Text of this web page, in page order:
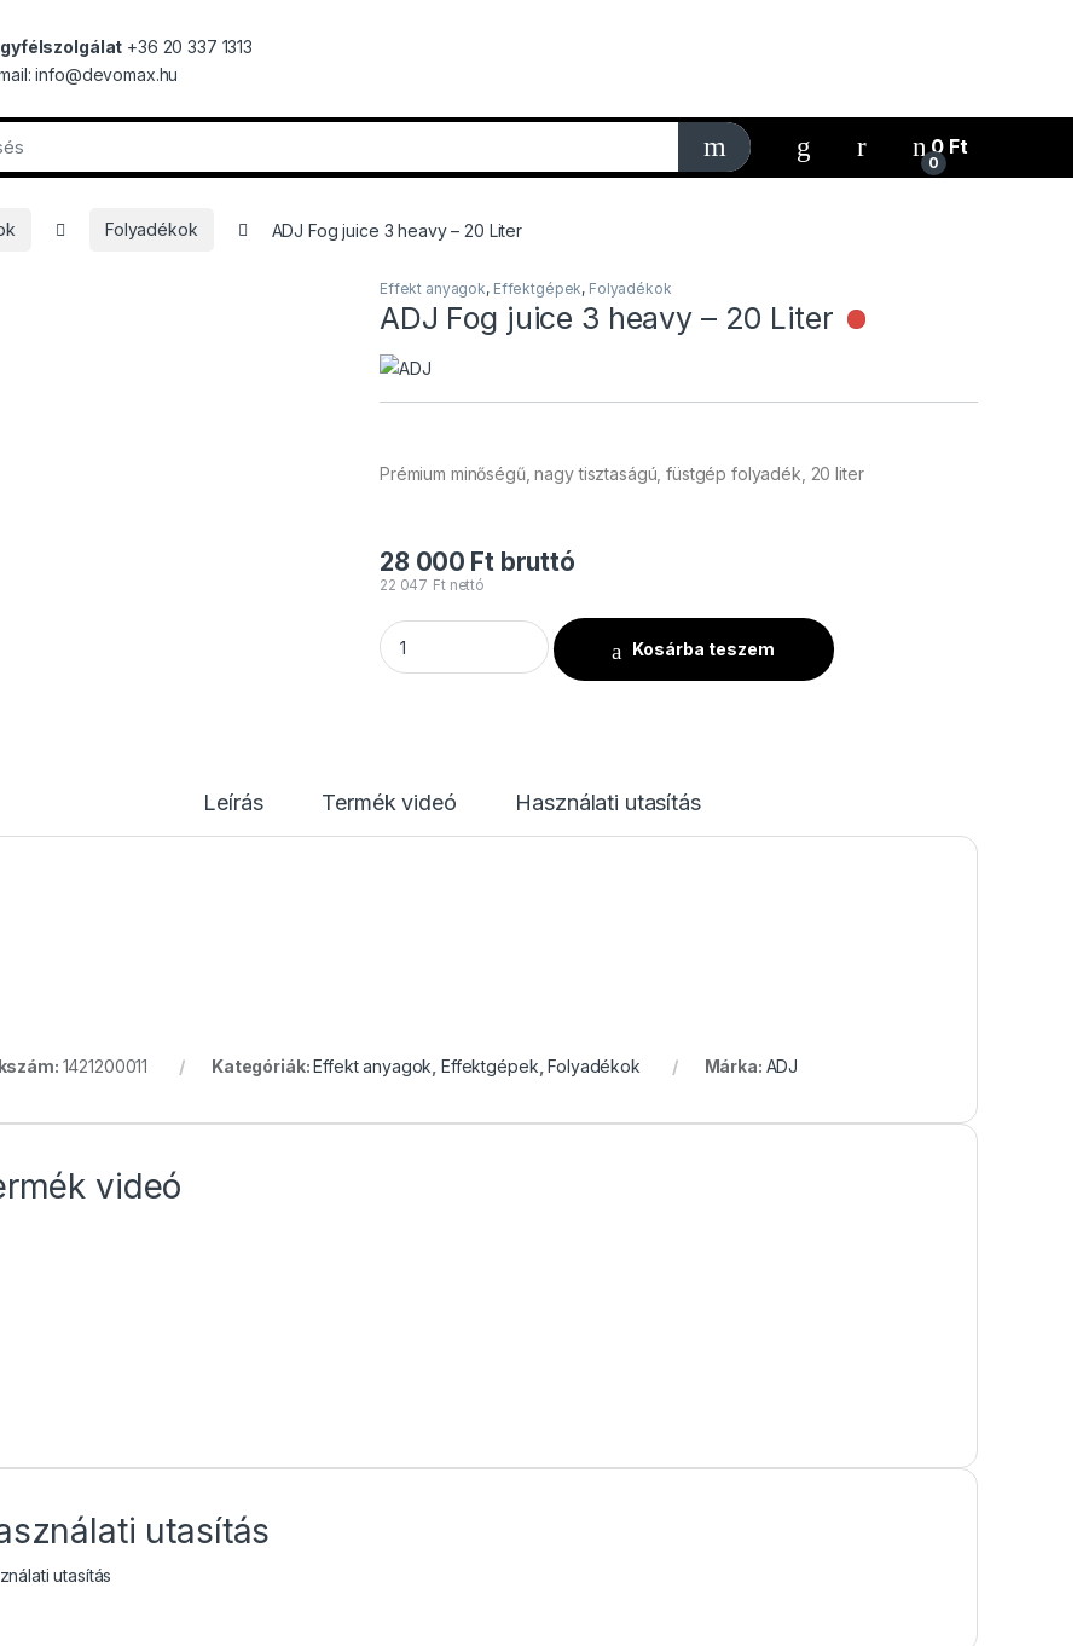
+36 20 337 1313
info@devomax.hu
My Account
0
0 Ft
Folyadékok ADJ Fog juice 3 heavy – 20 Liter
Effekt anyagok, Effektgépek, Folyadékok
ADJ Fog juice 3 heavy – 20 Liter Nincs raktáron
Prémium minőségű, nagy tisztaságú, füstgép folyadék, 20 liter
28 000 Ft bruttó
22 047 Ftnettó
ADJ Fog juice 3 heavy - 20 Liter mennyiség
Kosárba teszem
Leírás Termék videó Használati utasítás
1421200011 Kategóriák:Effekt anyagok ,Effektgépek ,Folyadékok Márka: ADJ
videó
utasítás
utasítás